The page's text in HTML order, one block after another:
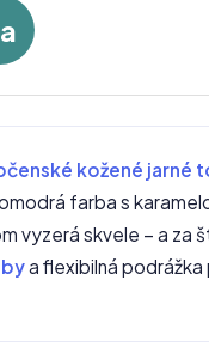
kožené jarné
farba s
vyzerá skvele – a za
a flexibilná